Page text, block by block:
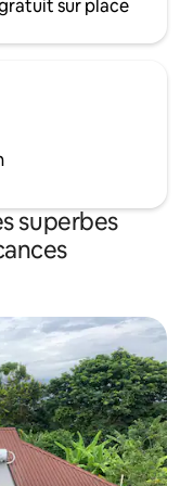
sur place
superbes